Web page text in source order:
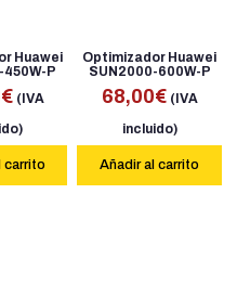
Huawei
450W-P
€ (IVA
carrito
Optimizador Huawei
SUN2000-600W-P
68,00€ (IVA
incluido)
Añadir al carrito